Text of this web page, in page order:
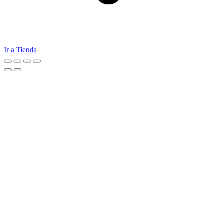
Ir a Tienda